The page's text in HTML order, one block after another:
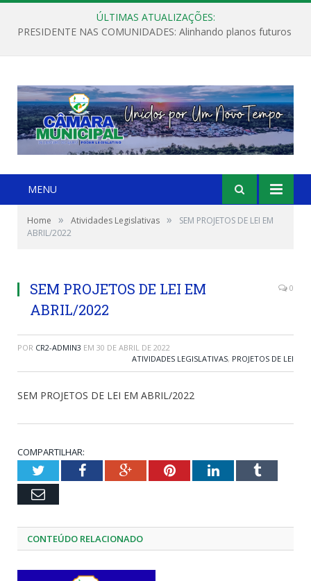
ÚLTIMAS ATUALIZAÇÕES:
PRESIDENTE NAS COMUNIDADES: Alinhando planos futuros
MENU
Home » Atividades Legislativas »
SEM PROJETOS DE LEI EM
ABRIL/2022
SEM PROJETOS DE LEI EM
ABRIL/2022
0
POR CR2-ADMIN3 EM 30 DE ABRIL DE 2022
ATIVIDADES LEGISLATIVAS, PROJETOS DE LEI
SEM PROJETOS DE LEI EM ABRIL/2022
COMPARTILHAR:
TwitterFacebookGoogle+PinterestLinkedInTumblr
Email
CONTEÚDO RELACIONADO